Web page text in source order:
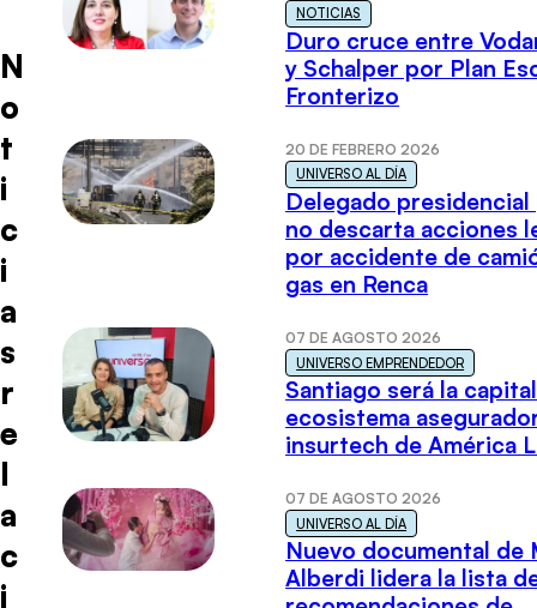
N
o
t
i
c
i
a
s
r
e
l
a
c
i
NOTICIAS
Duro cruce entre
y Schalper por Plan
Fronterizo
20 DE FEBRERO 2026
UNIVERSO AL DÍA
Delegado presidencial
no descarta acciones
por accidente de
gas en Renca
07 DE AGOSTO 2026
UNIVERSO EMPRENDEDOR
Santiago será la
ecosistema
insurtech de América
07 DE AGOSTO 2026
UNIVERSO AL DÍA
Nuevo documental de
Alberdi lidera la lista